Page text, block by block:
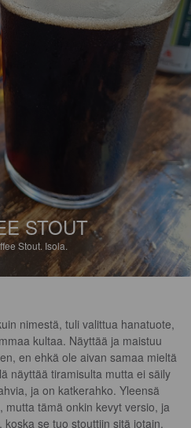
STOUT
Stout. Isola.
nimestä, tuli valittua hanatuote,
kultaa. Näyttää ja maistuu
en ehkä ole aivan samaa mieltä
näyttää tiramisulta mutta ei säily
ja on katkerahko. Yleensä
tämä onkin kevyt versio, ja
se tuo stouttiin sitä jotain.